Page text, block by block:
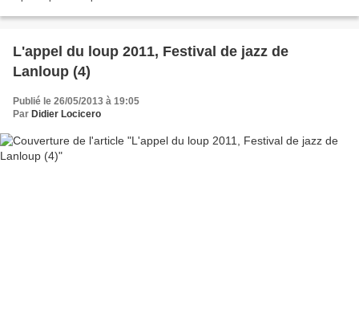
L'appel du loup 2011, Festival de jazz de
Lanloup (4)
Publié le 26/05/2013 à 19:05
Par Didier Locicero